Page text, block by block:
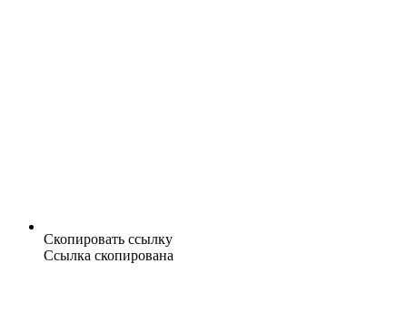
Скопировать ссылку
Ссылка скопирована